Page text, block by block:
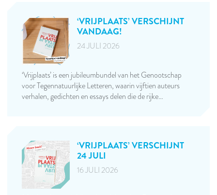
‘VRIJPLAATS’ VERSCHIJNT
VANDAAG!
24 JULI 2026
‘Vrijplaats’ is een jubileumbundel van het Genootschap
voor Tegennatuurlijke Letteren, waarin vijftien auteurs
verhalen, gedichten en essays delen die de rijke…
‘VRIJPLAATS’ VERSCHIJNT
24 JULI
16 JULI 2026